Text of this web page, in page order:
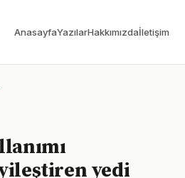
AnasayfaYazılarHakkımızdaİletişim
yedi